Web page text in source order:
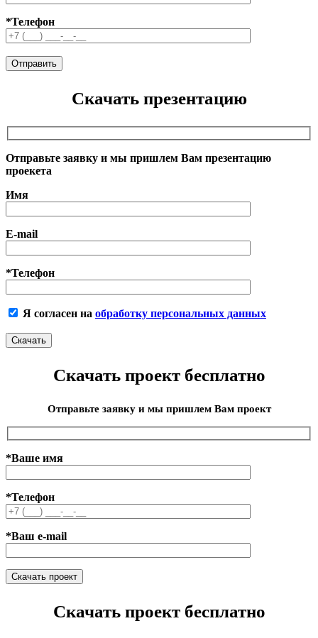
*Телефон
Скачать презентацию
Отправьте заявку и мы пришлем Вам презентацию
проекета
Имя
E-mail
*Телефон
Я согласен на обработку персональных данных
Скачать проект бесплатно
Отправьте заявку и мы пришлем Вам проект
*Ваше имя
*Телефон
*Ваш e-mail
Скачать проект бесплатно